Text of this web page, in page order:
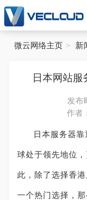
微云网络主页 新
日本网站
发布
作者
日本服务器
球处于领先地位
此，除了选择香
一个热门选择，